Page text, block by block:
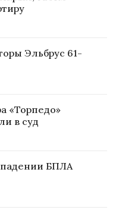
Эльбрус 61-
«Торпедо»
в суд
БПЛА